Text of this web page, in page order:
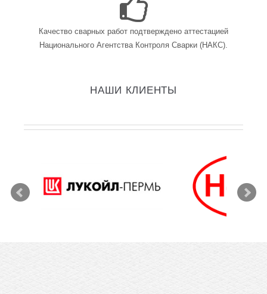
Качество сварных работ подтверждено аттестацией
Национального Агентства Контроля Сварки (НАКС).
НАШИ КЛИЕНТЫ